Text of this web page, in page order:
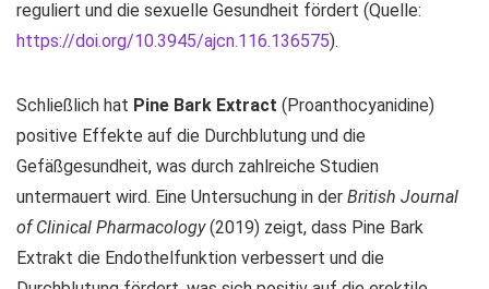
reguliert und die sexuelle Gesundheit fördert (Quelle:
https://doi.org/10.3945/ajcn.116.136575).
Schließlich hat Pine Bark Extract (Proanthocyanidine)
positive Effekte auf die Durchblutung und die
Gefäßgesundheit, was durch zahlreiche Studien
untermauert wird. Eine Untersuchung in der British Journal
of Clinical Pharmacology(2019) zeigt, dass Pine Bark
Extrakt die Endothelfunktion verbessert und die